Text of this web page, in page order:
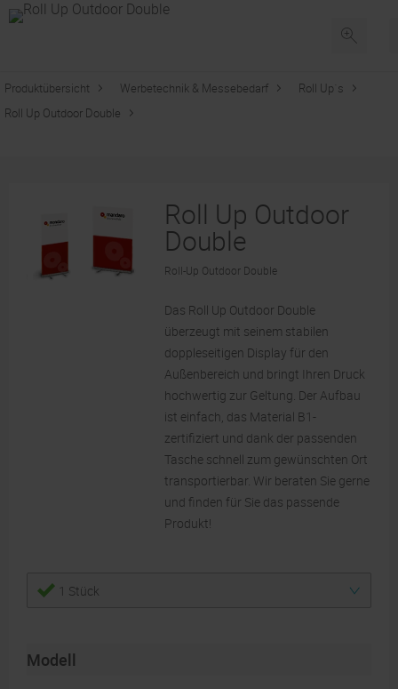
Produktübersicht Werbetechnik & Messebedarf
Roll Up´s
Roll Up Outdoor Double
Roll Up Outdoor
Double
Roll-Up Outdoor Double
Das Roll Up Outdoor Double
überzeugt mit seinem stabilen
doppleseitigen Display für den
Außenbereich und bringt Ihren Druck
hochwertig zur Geltung. Der Aufbau
ist einfach, das Material B1-
zertifiziert und dank der passenden
Tasche schnell zum gewünschten Ort
transportierbar. Wir beraten Sie gerne
und finden für Sie das passende
Produkt!
1 Stück
Modell